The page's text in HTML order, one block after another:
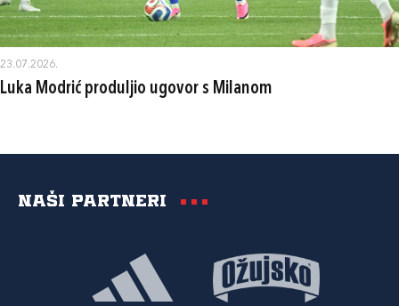
23.07.2026.
Luka Modrić produljio ugovor s Milanom
Naši partneri